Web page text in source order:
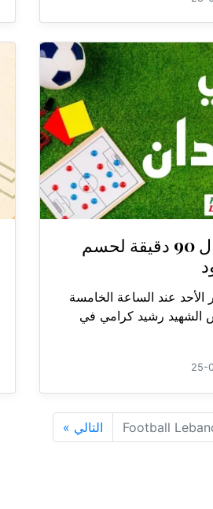
ديربي الشمال 90 دقيقة لحسم
الأحد عند الساعة الخامسة
الشهيد رشيد كرامي في
25-
Football التالي »